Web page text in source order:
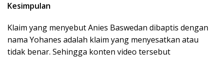
Kesimpulan
Klaim yang menyebut Anies Baswedan dibaptis dengan
nama Yohanes adalah klaim yang menyesatkan atau
tidak benar. Sehingga konten video tersebut